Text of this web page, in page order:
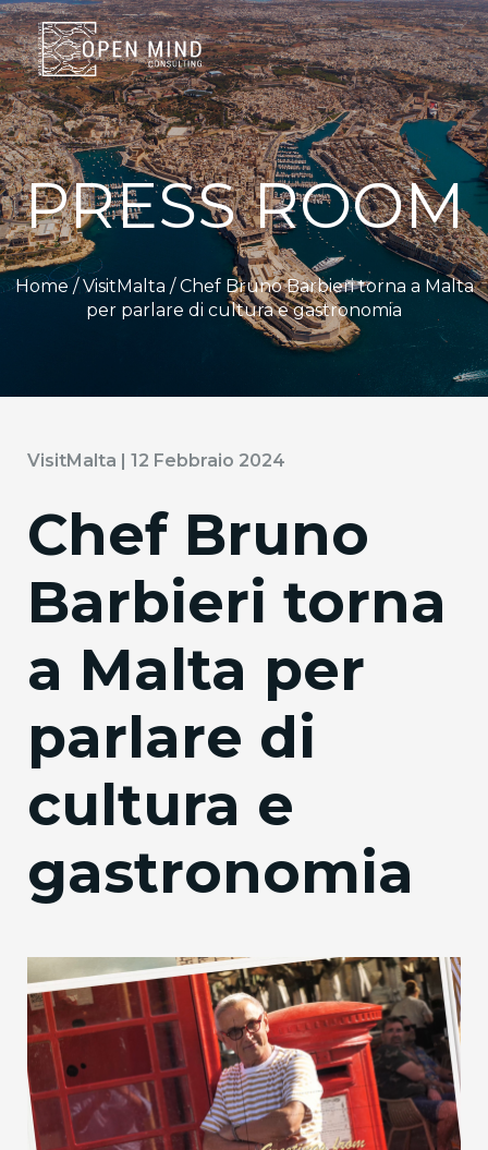
PRESS ROOM
Home /VisitMalta / Chef Bruno Barbieri torna a Malta
per parlare di cultura e gastronomia
VisitMalta | 12 Febbraio 2024
Chef Bruno
Barbieri torna
a Malta per
parlare di
cultura e
gastronomia